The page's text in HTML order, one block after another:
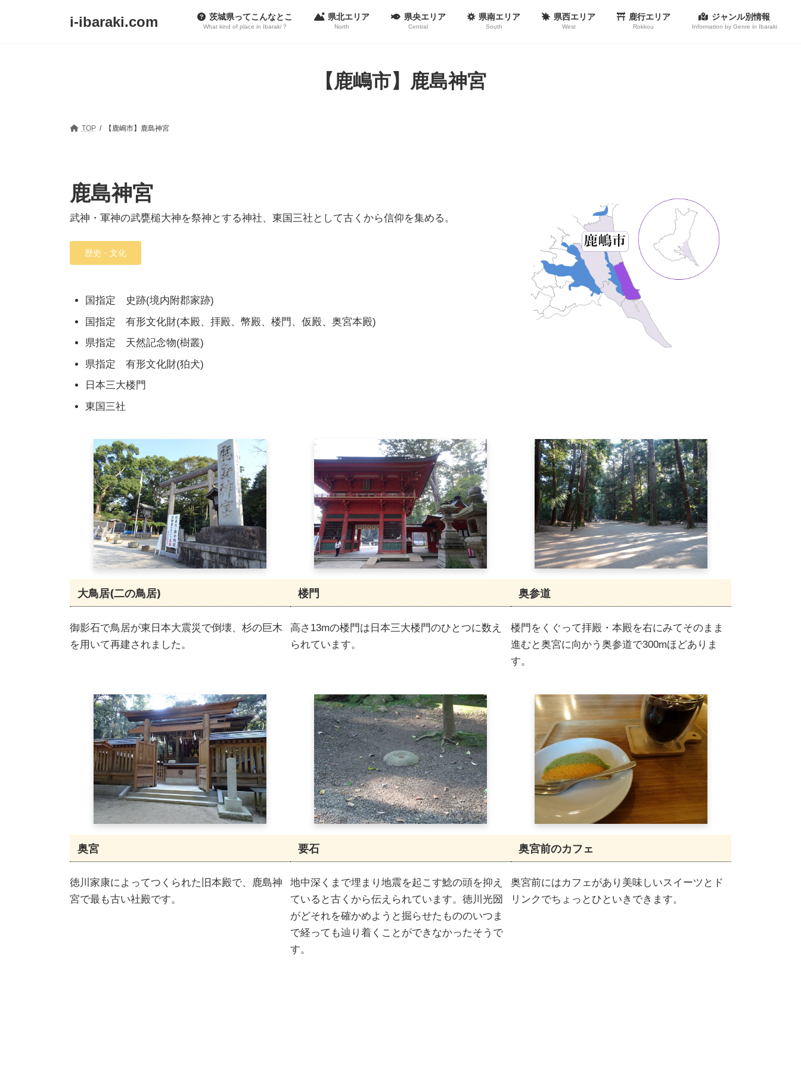
i-ibaraki.com 茨城県ってこんなとこ
What kind of place in Ibaraki ?
県北エリア
North
県央エリア
Central
県南エリア
South
県西エリア
West
鹿行エリア
Rokkou
ジャンル別情報
Information by Genre in Ibaraki
【鹿嶋市】鹿島神宮
TOP 【鹿嶋市】鹿島神宮
鹿島神宮
武神・軍神の武甕槌大神を祭神とする神社、東国三社として古くから信仰を集める。
歴史・文化
国指定 史跡(境内附郡家跡)
国指定 有形文化財(本殿、拝殿、幣殿、楼門、仮殿、奥宮本殿)
県指定 天然記念物(樹叢)
県指定 有形文化財(狛犬)
日本三大楼門
東国三社
大鳥居(二の鳥居)
御影石で鳥居が東日本大震災で倒壊、杉の巨木
を用いて再建されました。
楼門
高さ13mの楼門は日本三大楼門のひとつに数え
られています。
奥参道
楼門をくぐって拝殿・本殿を右にみてそのまま
進むと奥宮に向かう奥参道で300mほどありま
す。
奥宮
徳川家康によってつくられた旧本殿で、鹿島神
宮で最も古い社殿です。
要石
地中深くまで埋まり地震を起こす鯰の頭を抑え
ていると古くから伝えられています。徳川光圀
がどそれを確かめようと掘らせたもののいつま
で経っても辿り着くことができなかったそうで
す。
奥宮前のカフェ
奥宮前にはカフェがあり美味しいスイーツとド
リンクでちょっとひといきできます。